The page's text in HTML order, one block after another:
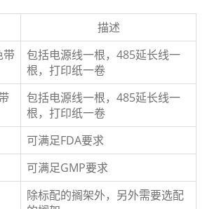
描述
带
包括电源线一根，485延长线一
根，打印纸一卷
包括电源线一根，485延长线一
根，打印纸一卷
可满足FDA要求
可满足GMP要求
除标配的搁架外，另外需要选配